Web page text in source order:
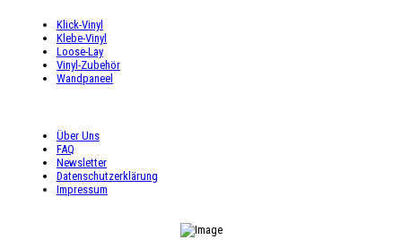
Klick-Vinyl
Klebe-Vinyl
Loose-Lay
Vinyl-Zubehör
Wandpaneel
Über Uns
FAQ
Newsletter
Datenschutzerklärung
Impressum